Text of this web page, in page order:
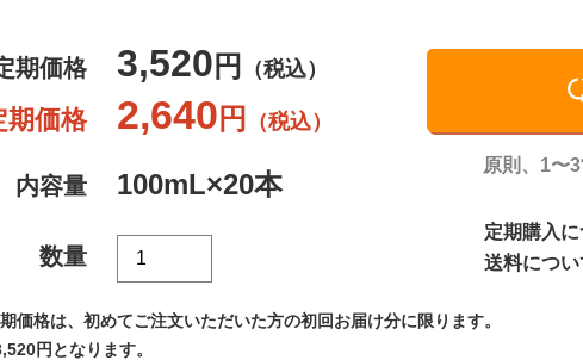
期価格 3,520 円 （税込）
期価格 2,640 円 （税込）
内容量 100mL×20本
数量
原則、1〜
定期購入
送料につい
価格は、初めてご注文いただいた方の初回お届け分に限ります。
円となります。